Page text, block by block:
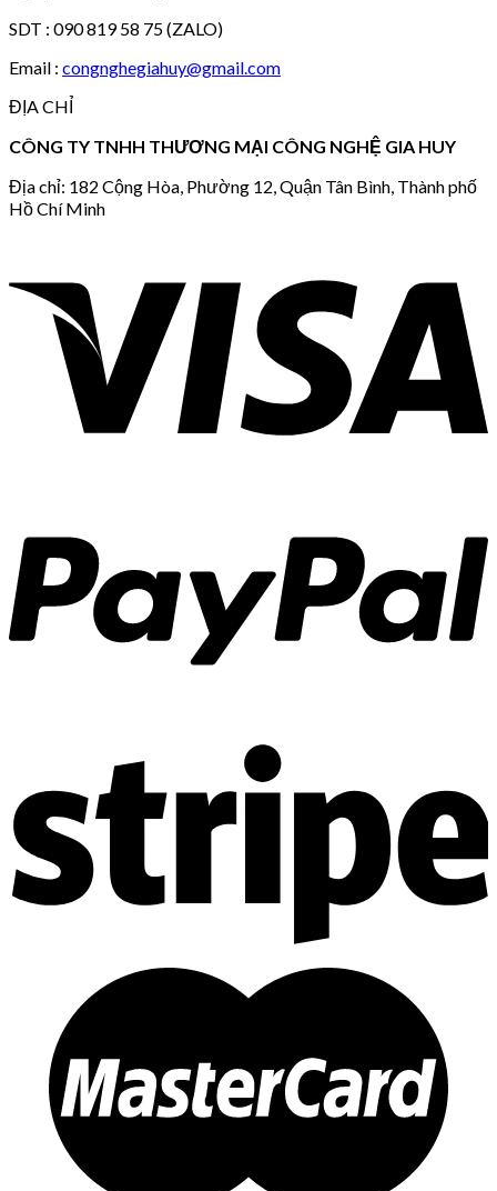
SDT : 090 819 58 75 (ZALO)
Email : congnghegiahuy@gmail.com
ĐỊA CHỈ
CÔNG TY TNHH THƯƠNG MẠI CÔNG NGHỆ GIA HUY
Địa chỉ: 182 Cộng Hòa, Phường 12, Quận Tân Bình, Thành phố
Hồ Chí Minh